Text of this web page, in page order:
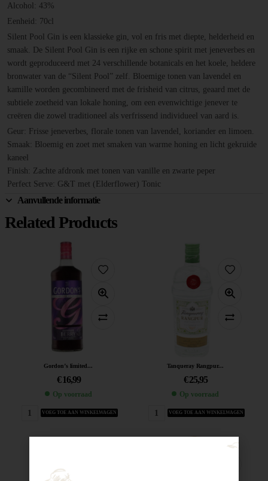
Alcohol: 43%
Eenheid: 70cl
Silent Pool Gin is een klassieke gin, vol en fris met diepte, helderheid en
smaak. De Silent Pool Gin is een rijke en schone spirit met jeneverbes en
wordt geproduceerd met 24 verschillende botanicals en het koele, heldere
bronwater van de “Silent Pool” zelf. Bloemige tonen van lavendel en
kamille worden gecombineerd met de frisheid van citrus, geaard met de
subtiele zoetheid van lokale honing, om een evenwichtige jenever te
creëren die zowel traditioneel als verfrissend individueel van aard is.
Geur: Frisse jeneverbes, florale tonen van lavendel, koriander en limoen.
Smaak: Bloemig en zoet met smaken van warme honing en licht gekruide
kaneel
Finish: Zachte afdronk met tonen van vanille en zwarte peper
Perfect Serve: G&T met (Elderflower) Tonic
Aanvullende informatie
Related Products
Gordon’s limited...
€16,99
Op voorraad
VOEG TOE AAN WINKELWAGEN
Tanqueray Rangpur...
€25,95
Op voorraad
VOEG TOE AAN WINKELWAGEN